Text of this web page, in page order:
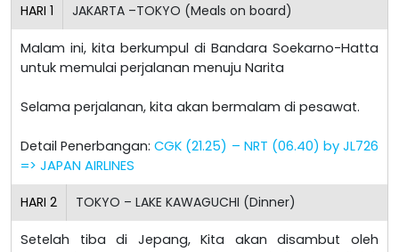
HARI 1 JAKARTA –TOKYO (Meals on board)
Malam ini, kita berkumpul di Bandara Soekarno-Hatta
untuk memulai perjalanan menuju Narita
Selama perjalanan, kita akan bermalam di pesawat.
Detail Penerbangan:CGK (21.25) – NRT (06.40) by JL726
=> JAPAN AIRLINES
HARI 2 TOKYO – LAKE KAWAGUCHI (Dinner)
Setelah tiba di Jepang, Kita akan disambut oleh